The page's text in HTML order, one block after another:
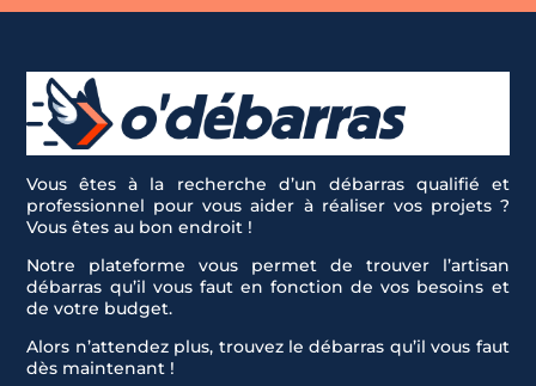
Vous êtes à la recherche d’un débarras qualifié et
professionnel pour vous aider à réaliser vos projets ?
Vous êtes au bon endroit !
Notre plateforme vous permet de trouver l’artisan
débarras qu’il vous faut en fonction de vos besoins et
de votre budget.
Alors n’attendez plus, trouvez le débarras qu’il vous faut
dès maintenant !